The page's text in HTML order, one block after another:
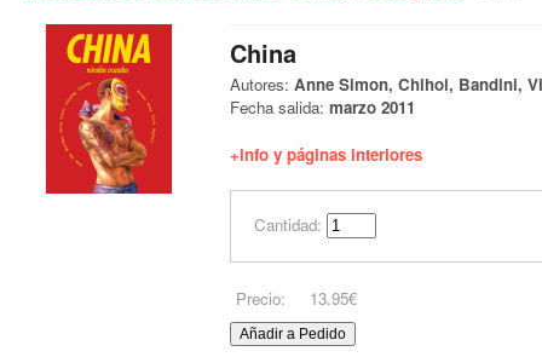
China
Autores: Anne Simon, Chihoi, Bandini,
Fecha salida: marzo 2011
+info y páginas interiores
Cantidad:
13.95€
Precio: